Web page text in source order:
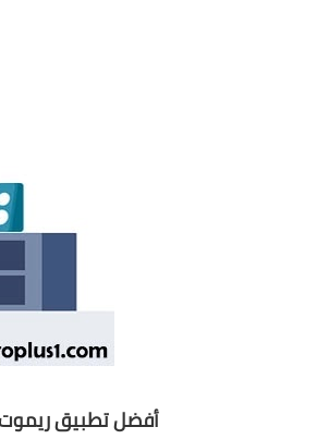
أفضل تطبيق ريموت